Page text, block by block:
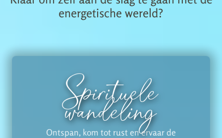
energetische wereld?
Spirituele
wandeling
Ontspan, kom tot rust en ervaar de